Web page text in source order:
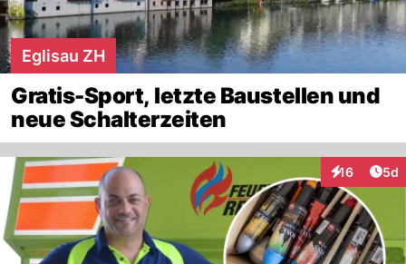
Eglisau ZH
Gratis-Sport, letzte Baustellen und
neue Schalterzeiten
16
Interaktionen
5d